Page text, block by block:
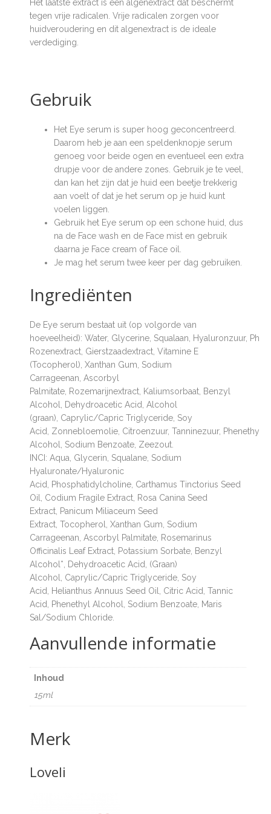
Het laatste extract is een algenextract dat beschermt
tegen vrije radicalen. Vrije radicalen zorgen voor
huidveroudering en dit algenextract is de ideale
verdediging.
Gebruik
Het Eye serum is super hoog geconcentreerd.
Daarom heb je aan een speldenknopje serum
genoeg voor beide ogen en eventueel een extra
drupje voor de andere zones. Gebruik je te veel,
dan kan het zijn dat je huid een beetje trekkerig
aan voelt of dat je het serum op je huid kunt
voelen liggen.
Gebruik het Eye serum op een schone huid, dus
na de Face wash en de Face mist en gebruik
daarna je Face cream of Face oil.
Je mag het serum twee keer per dag gebruiken.
Ingrediënten
De Eye serum bestaat uit (op volgorde van
hoeveelheid): Water, Glycerine, Squalaan, Hyaluronzuur,
Rozenextract, Gierstzaadextract, Vitamine E
(Tocopherol), Xanthan Gum, Sodium
Carrageenan, Ascorbyl
Palmitate, Rozemarijnextract, Kaliumsorbaat, Benzyl
Alcohol, Dehydroacetic Acid, Alcohol
(graan), Caprylic/Capric Triglyceride, Soy
Acid, Zonnebloemolie, Citroenzuur, Tanninezuur, Phenethyl
Alcohol, Sodium Benzoate, Zeezout.
INCI: Aqua, Glycerin, Squalane, Sodium
Hyaluronate/Hyaluronic
Acid, Phosphatidylcholine, Carthamus Tinctorius Seed
Oil, Codium Fragile Extract, Rosa Canina Seed
Extract, Panicum Miliaceum Seed
Extract, Tocopherol, Xanthan Gum, Sodium
Carrageenan, Ascorbyl Palmitate, Rosemarinus
Officinalis Leaf Extract, Potassium Sorbate, Benzyl
Alcohol*, Dehydroacetic Acid, (Graan)
Alcohol, Caprylic/Capric Triglyceride, Soy
Acid, Helianthus Annuus Seed Oil, Citric Acid, Tannic
Acid, Phenethyl Alcohol, Sodium Benzoate, Maris
Sal/Sodium Chloride.
Aanvullende informatie
Inhoud
15ml
Merk
Loveli